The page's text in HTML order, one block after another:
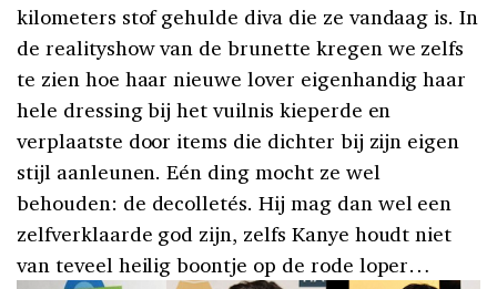
kilometers stof gehulde diva die ze vandaag is. In
de realityshow van de brunette kregen we zelfs
te zien hoe haar nieuwe lover eigenhandig haar
hele dressing bij het vuilnis kieperde en
verplaatste door items die dichter bij zijn eigen
stijl aanleunen. Eén ding mocht ze wel
behouden: de decolletés. Hij mag dan wel een
zelfverklaarde god zijn, zelfs Kanye houdt niet
van teveel heilig boontje op de rode loper…